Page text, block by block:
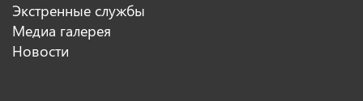
Экстренные службы
Медиа галерея
Новости